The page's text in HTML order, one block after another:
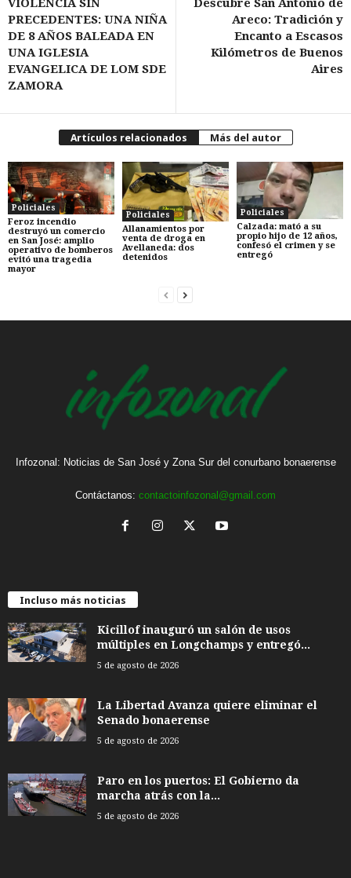
VIOLENCIA SIN
PRECEDENTES: UNA NIÑA
DE 8 AÑOS BALEADA EN
UNA IGLESIA
EVANGELICA DE LOM SDE
ZAMORA
Descubre San Antonio de
Areco: Tradición y
Encanto a Escasos
Kilómetros de Buenos
Aires
Artículos relacionados Más del autor
Policiales
Feroz incendio
destruyó un comercio
en San José: amplio
operativo de bomberos
evitó una tragedia
mayor
Policiales
Allanamientos por
venta de droga en
Avellaneda: dos
detenidos
Policiales
Calzada: mató a su
propio hijo de 12 años,
confesó el crimen y se
entregó
Infozonal: Noticias de San José y Zona Sur del conurbano bonaerense
Contáctanos: contactoinfozonal@gmail.com
Incluso más noticias
Kicillof inauguró un salón de usos
múltiples en Longchamps y entregó...
5 de agosto de 2026
La Libertad Avanza quiere eliminar el
Senado bonaerense
5 de agosto de 2026
Paro en los puertos: El Gobierno da
marcha atrás con la...
5 de agosto de 2026